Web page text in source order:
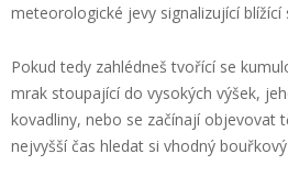
meteorologické jevy signalizující blížící
Pokud tedy zahlédneš tvořící se
mrak stoupající do vysokých výšek,
kovadliny, nebo se začínají objevovat
nejvyšší čas hledat si vhodný